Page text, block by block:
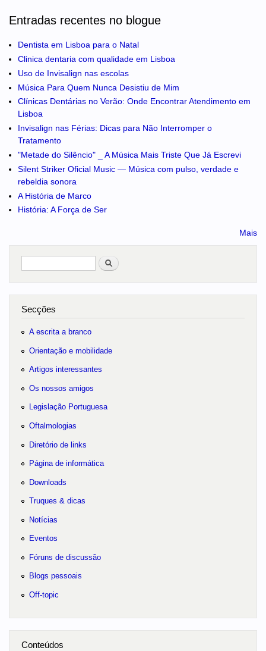
Entradas recentes no blogue
Dentista em Lisboa para o Natal
Clinica dentaria com qualidade em Lisboa
Uso de Invisalign nas escolas
Música Para Quem Nunca Desistiu de Mim
Clínicas Dentárias no Verão: Onde Encontrar Atendimento em
Lisboa
Invisalign nas Férias: Dicas para Não Interromper o
Tratamento
"Metade do Silêncio" _ A Música Mais Triste Que Já Escrevi
Silent Striker Oficial Music — Música com pulso, verdade e
rebeldia sonora
A História de Marco
História: A Força de Ser
Mais
Pesquisar
Secções
A escrita a branco
Orientação e mobilidade
Artigos interessantes
Os nossos amigos
Legislação Portuguesa
Oftalmologias
Diretório de links
Página de informática
Downloads
Truques & dicas
Notícias
Eventos
Fóruns de discussão
Blogs pessoais
Off-topic
Conteúdos